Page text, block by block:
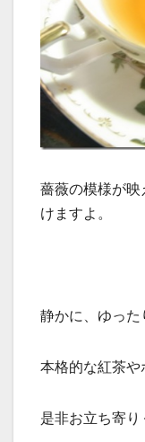
薔薇の模様が
けますよ。
静かに、ゆった
本格的な紅茶や
是非お立ち寄り